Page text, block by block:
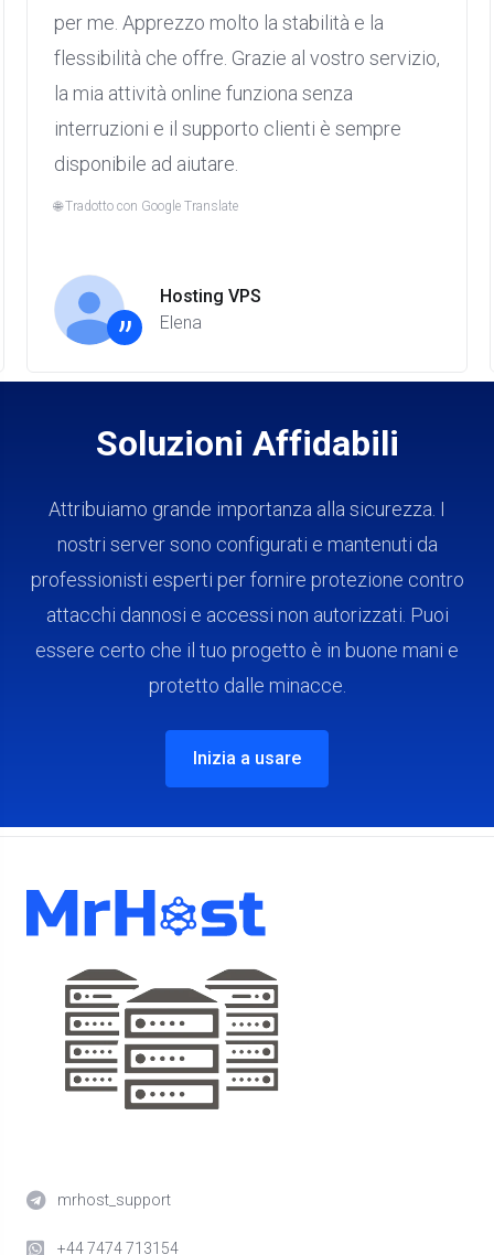
per me. Apprezzo molto la stabilità e la
flessibilità che offre. Grazie al vostro servizio,
la mia attività online funziona senza
interruzioni e il supporto clienti è sempre
disponibile ad aiutare.
🌐 Tradotto con Google Translate
”
Hosting VPS
Elena
Soluzioni Affidabili
Attribuiamo grande importanza alla sicurezza. I
nostri server sono configurati e mantenuti da
professionisti esperti per fornire protezione contro
attacchi dannosi e accessi non autorizzati. Puoi
essere certo che il tuo progetto è in buone mani e
protetto dalle minacce.
Inizia a usare
mrhost_support
+44 7474 713154